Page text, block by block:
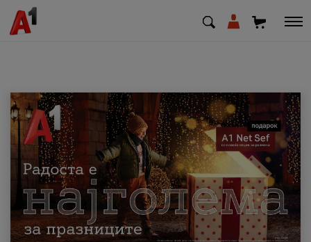
МК EN SQ
Приватни Деловни